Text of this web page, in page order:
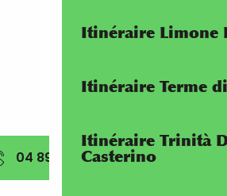
Itinéraire Limone
Itinéraire Terme
Itinéraire Trinità
Casterino
04 89 81 52▒▒